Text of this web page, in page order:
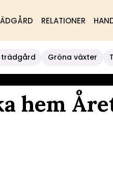
RELATIONER
trädgård Gröna växter
hem